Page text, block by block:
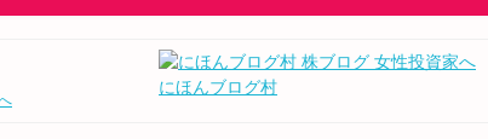
にほんブログ村